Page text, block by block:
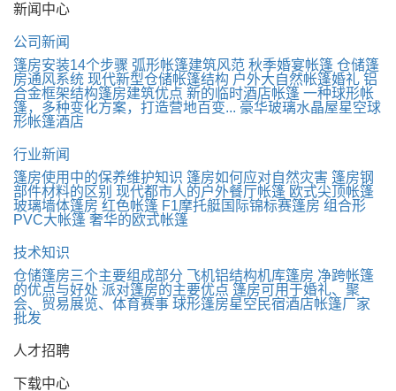
新闻中心
公司新闻
篷房安装14个步骤 弧形帐篷建筑风范 秋季婚宴帐篷 仓储篷
房通风系统 现代新型仓储帐篷结构 户外大自然帐篷婚礼 铝
合金框架结构篷房建筑优点 新的临时酒店帐篷 一种球形帐
篷，多种变化方案，打造营地百变... 豪华玻璃水晶屋星空球
形帐篷酒店
行业新闻
篷房使用中的保养维护知识 篷房如何应对自然灾害 篷房钢
部件材料的区别 现代都市人的户外餐厅帐篷 欧式尖顶帐篷
玻璃墙体篷房 红色帐篷 F1摩托艇国际锦标赛篷房 组合形
PVC大帐篷 奢华的欧式帐篷
技术知识
仓储篷房三个主要组成部分 飞机铝结构机库篷房 净跨帐篷
的优点与好处 派对篷房的主要优点 篷房可用于婚礼、聚
会、贸易展览、体育赛事 球形篷房星空民宿酒店帐篷厂家
批发
人才招聘
下载中心